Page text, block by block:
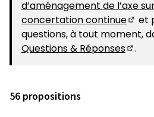
d’aménagement de l’axe
concertation continue
et
questions, à tout moment,
Questions & Réponses
.
56 propositions